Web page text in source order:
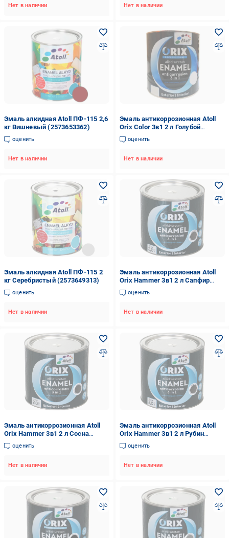
Нет в наличии Нет в наличии
Эмаль алкидная Atoll ПФ-115 2,6
кг Вишневый (2573653362)
оценить
Нет в наличии
Эмаль антикоррозионная Atoll
Orix Color 3в1 2 л Голубой
(2573782467)
оценить
Нет в наличии
Эмаль алкидная Atoll ПФ-115 2
кг Серебристый (2573649313)
оценить
Нет в наличии
Эмаль антикоррозионная Atoll
Orix Hammer 3в1 2 л Сапфир
(2573840215)
оценить
Нет в наличии
Эмаль антикоррозионная Atoll
Orix Hammer 3в1 2 л Сосна
(2573849480)
оценить
Нет в наличии
Эмаль антикоррозионная Atoll
Orix Hammer 3в1 2 л Рубин
(2573839273)
оценить
Нет в наличии